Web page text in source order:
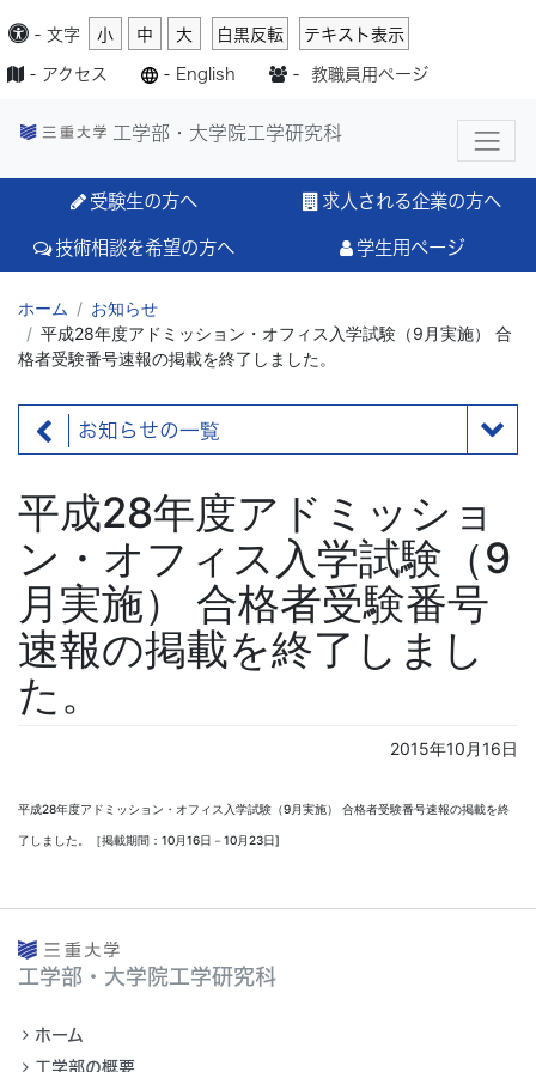
- 文字 小 中 大 白黒反転 テキスト表示
- アクセス - English - 教職員用ページ
工学部・大学院工学研究科
受験生の方へ 求人される企業の方へ
技術相談を希望の方へ 学生用ページ
ホーム
お知らせ
平成28年度アドミッション・オフィス入学試験（9月実施） 合
格者受験番号速報の掲載を終了しました。
お知らせの一覧
平成28年度アドミッショ
ン・オフィス入学試験（9
月実施） 合格者受験番号
速報の掲載を終了しまし
た。
2015年10月16日
平成28年度アドミッション・オフィス入学試験（9月実施） 合格者受験番号速報の掲載を終
了しました。 ［掲載期間：10月16日－10月23日]
工学部・大学院工学研究科
ホーム
工学部の概要